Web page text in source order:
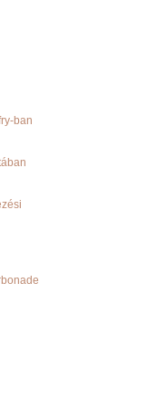
ban